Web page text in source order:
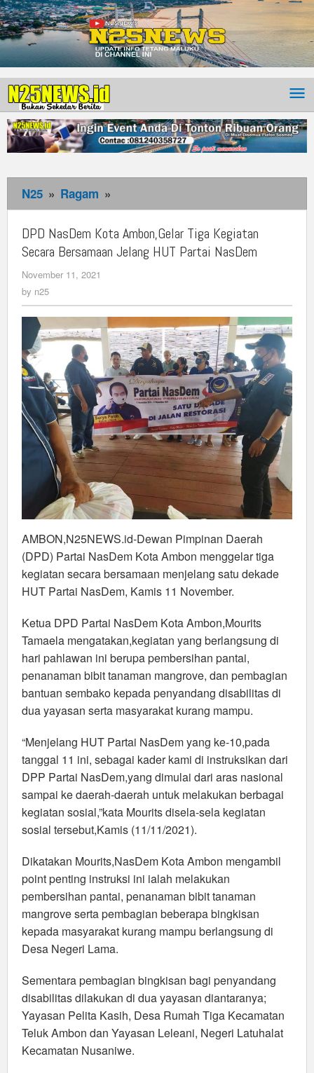
N25 » Ragam »
NasDem
Kota
Ambon,Gelar
Bersamaan
Jelang
HUT
Partai
NasDem
DPD NasDem Kota Ambon,Gelar Tiga Kegiatan
Secara Bersamaan Jelang HUT Partai NasDem
November 11, 2021
by n25
AMBON,N25NEWS.id-Dewan Pimpinan Daerah
(DPD) Partai NasDem Kota Ambon menggelar tiga
kegiatan secara bersamaan menjelang satu dekade
HUT Partai NasDem, Kamis 11 November.
Ketua DPD Partai NasDem Kota Ambon,Mourits
Tamaela mengatakan,kegiatan yang berlangsung di
hari pahlawan ini berupa pembersihan pantai,
penanaman bibit tanaman mangrove, dan pembagian
bantuan sembako kepada penyandang disabilitas di
dua yayasan serta masyarakat kurang mampu.
“Menjelang HUT Partai NasDem yang ke-10,pada
tanggal 11 ini, sebagai kader kami di instruksikan dari
DPP Partai NasDem,yang dimulai dari aras nasional
sampai ke daerah-daerah untuk melakukan berbagai
kegiatan sosial,”kata Mourits disela-sela kegiatan
sosial tersebut,Kamis (11/11/2021).
Dikatakan Mourits,NasDem Kota Ambon mengambil
point penting instruksi ini ialah melakukan
pembersihan pantai, penanaman bibit tanaman
mangrove serta pembagian beberapa bingkisan
kepada masyarakat kurang mampu berlangsung di
Desa Negeri Lama.
Sementara pembagian bingkisan bagi penyandang
disabilitas dilakukan di dua yayasan diantaranya;
Yayasan Pelita Kasih, Desa Rumah Tiga Kecamatan
Teluk Ambon dan Yayasan Leleani, Negeri Latuhalat
Kecamatan Nusaniwe.